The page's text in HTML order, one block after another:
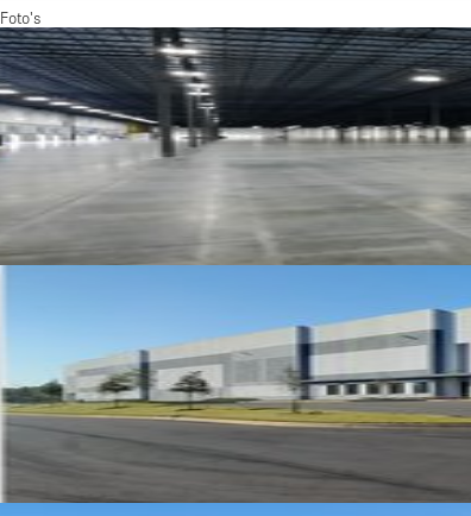
Foto's